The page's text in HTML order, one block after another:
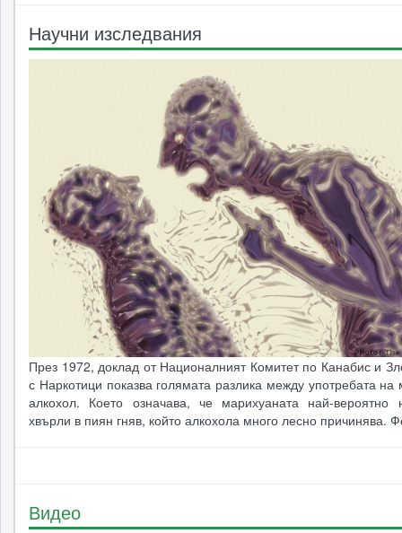
Научни изследвания
През 1972, доклад от Националният Комитет по Канабис и
с Наркотици показва голямата разлика между употребата
алкохол. Което означава, че марихуаната най-
хвърли в пиян гняв, който алкохола много лесно причинява.
Видео